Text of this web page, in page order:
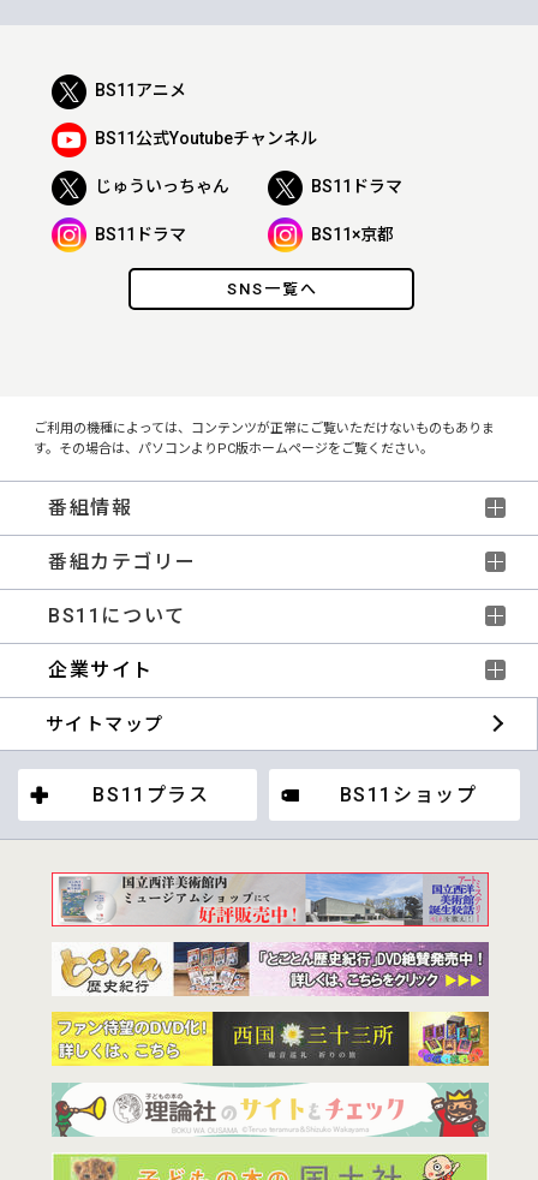
SNS一覧へ
BS11アニメ
BS11公式Youtubeチャンネル
じゅういっちゃん BS11ドラマ
BS11ドラマ BS11×京都
ご利用の機種によっては、コンテンツが正常にご覧いただけないものもありま
す。その場合は、パソコンよりPC版ホームページをご覧ください。
番組情報
番組カテゴリー
BS11について
企業サイト
サイトマップ
BS11プラス BS11ショップ